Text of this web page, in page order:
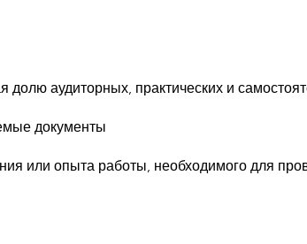
аудиторных, практических и
документы
или опыта работы, необходимого для